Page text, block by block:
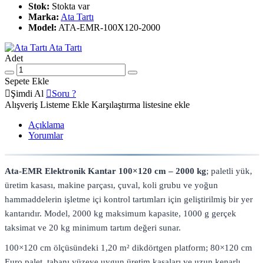
Stok: Stokta var
Marka: Ata Tartı
Model: ATA-EMR-100X120-2000
Ata Tartı
Adet
Sepete Ekle
Şimdi Al
Soru ?
Alışveriş Listeme Ekle Karşılaştırma listesine ekle
Açıklama
Yorumlar
Ata-EMR Elektronik Kantar 100×120 cm – 2000 kg; paletli yük,
üretim kasası, makine parçası, çuval, koli grubu ve yoğun
hammaddelerin işletme içi kontrol tartımları için geliştirilmiş bir yer
kantarıdır. Model, 2000 kg maksimum kapasite, 1000 g gerçek
taksimat ve 20 kg minimum tartım değeri sunar.
100×120 cm ölçüsündeki 1,20 m² dikdörtgen platform; 80×120 cm